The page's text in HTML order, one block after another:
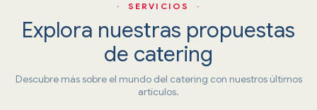
· SERVICIOS ·
Explora nuestras propuestas
de catering
Descubre más sobre el mundo del catering con nuestros últimos
artículos.